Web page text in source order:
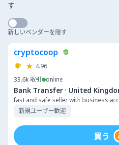
す
新しいベンダーを隠す
cryptocoop
4.96
33.6k取引 online
Bank Transfer · United
fast and safe seller with business
新規ユーザー歓迎
買う